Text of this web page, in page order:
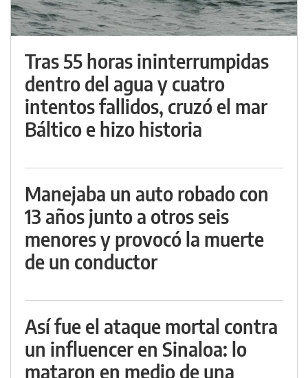
Tras 55 horas ininterrumpidas
dentro del agua y cuatro
intentos fallidos, cruzó el mar
Báltico e hizo historia
Manejaba un auto robado con
13 años junto a otros seis
menores y provocó la muerte
de un conductor
Así fue el ataque mortal contra
un influencer en Sinaloa: lo
mataron en medio de una